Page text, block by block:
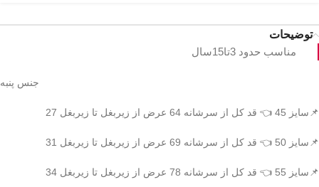
توضیحات
مناسب حدود 3تا15سال
جنس پنبه
📌سایز 45 👈 قد کل از سرشانه 64 عرض از زیربغل تا زیربغل 27
📌سایز 50 👈 قد کل از سرشانه 69 عرض از زیربغل تا زیربغل 31
📌سایز 55 👈 قد کل از سرشانه 78 عرض از زیربغل تا زیربغل 34